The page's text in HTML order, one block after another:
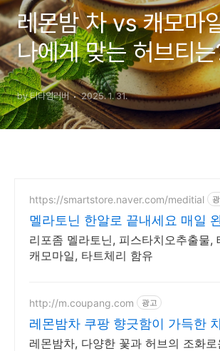
레몬밤 차 vs 캐모마
나에게 맞는 허브티
by 티타임러버 2025. 1. 31.
https://smartstore.naver.com/meditial
멜라토닌 한알로 끝내세요 매일
라토닌
리포좀 멜라토닌, 피스타치오추출물,
캐모마일, 타트체리 함유
http://m.coupang.com 광고
레몬밤차 쿠팡 향긋함이 가득한
레몬밤차, 다양한 꽃과 허브의 조화